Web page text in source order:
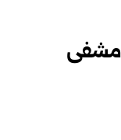
مشفى